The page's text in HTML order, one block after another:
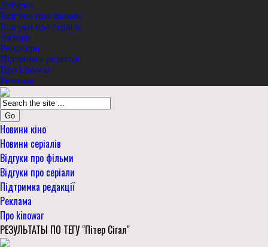
Добірки
Відгуки про фільми
Відгуки про серіали
Актори
Режисери
Підтримка редакції
Про kinowar
Реклама
Go
Новини кіно
Новини серіалів
Відгуки про фільми
Відгуки про серіали
Підтримка редакції
Реклама
Про kinowar
РЕЗУЛЬТАТЫ ПО ТЕГУ "Пітер Сігал"